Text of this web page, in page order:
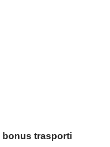
bonus trasporti